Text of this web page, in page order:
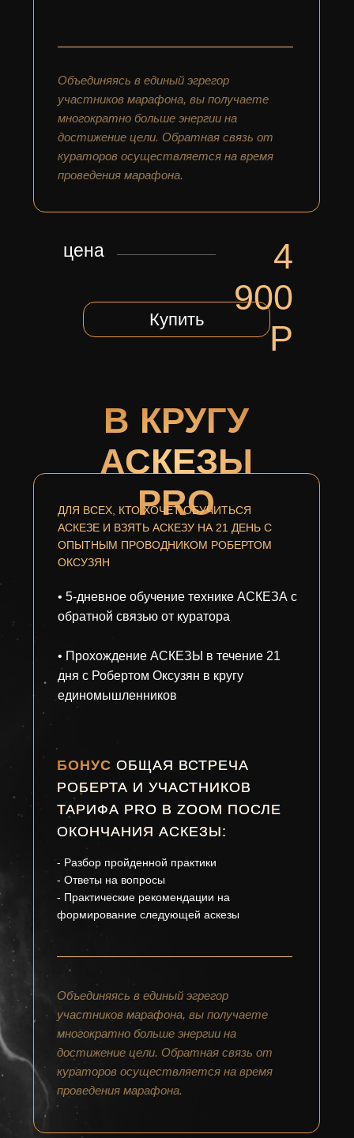
В КРУГУ
АСКЕЗЫ
PRO
ДЛЯ ВСЕХ, КТО ХОЧЕТ ОБУЧИТЬСЯ
АСКЕЗЕ И ВЗЯТЬ АСКЕЗУ НА 21 ДЕНЬ С
ОПЫТНЫМ ПРОВОДНИКОМ РОБЕРТОМ
ОКСУЗЯН
Объединяясь в единый эгрегор
участников марафона, вы получаете
многократно больше энергии на
достижение цели. Обратная связь от
кураторов осуществляется на время
проведения марафона.
Объединяясь в единый эгрегор
участников марафона, вы получаете
многократно больше энергии на
достижение цели. Обратная связь от
кураторов осуществляется на время
проведения марафона.
4
900
Р
цена
Купить
• 5-дневное обучение технике АСКЕЗА с
обратной связью от куратора
• Прохождение АСКЕЗЫ в течение 21
дня с Робертом Оксузян в кругу
единомышленников
БОНУС ОБЩАЯ ВСТРЕЧА
РОБЕРТА И УЧАСТНИКОВ
ТАРИФА PRO В ZOOM ПОСЛЕ
ОКОНЧАНИЯ АСКЕЗЫ:
- Разбор пройденной практики
- Ответы на вопросы
- Практические рекомендации на
формирование следующей аскезы